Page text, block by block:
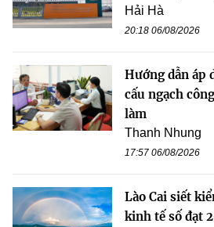
Hải Hà
20:18 06/08/2026
Hướng dẫn áp
cấu ngạch
làm
Thanh Nhung
17:57 06/08/2026
Lào Cai siết
kinh tế số đạt